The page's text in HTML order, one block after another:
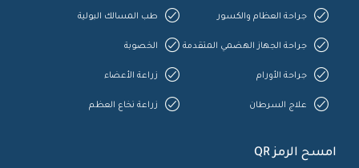
جراحة العظام والكسور
جراحة الجهاز الهضمي المتقدمة
جراحة الأورام
علاج السرطان
طب المسالك البولية
الخصوبة
زراعة الأعضاء
زراعة نخاع العظم
امسح الرمز QR